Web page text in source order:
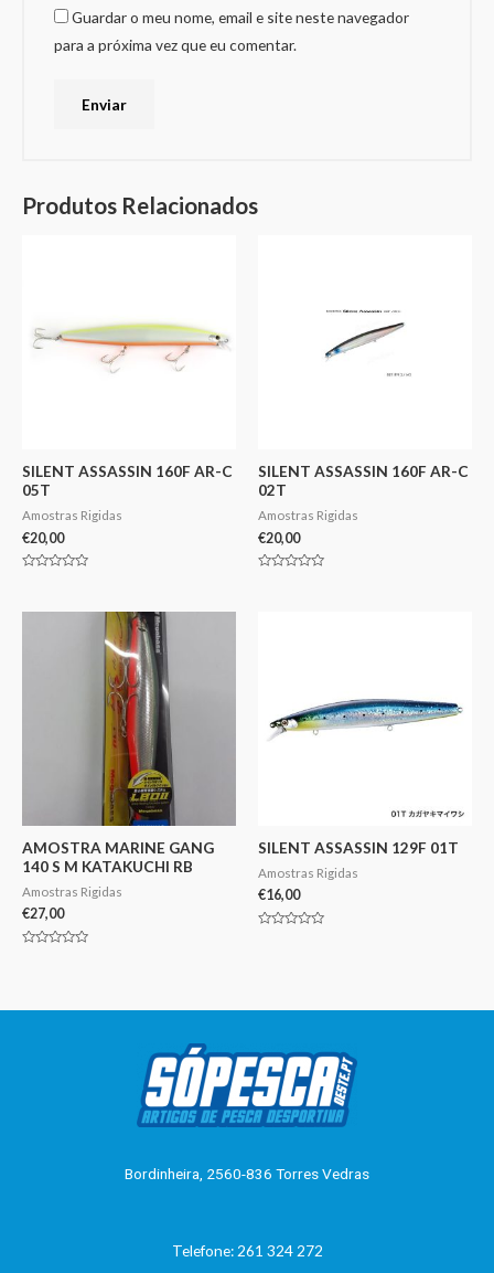
Guardar o meu nome, email e site neste navegador
para a próxima vez que eu comentar.
Produtos Relacionados
SILENT ASSASSIN 160F AR-C
05T
Amostras Rigidas
€20,00
5
SILENT ASSASSIN 160F AR-C
02T
Amostras Rigidas
€20,00
AMOSTRA MARINE GANG
140 S M KATAKUCHI RB
Amostras Rigidas
€27,00
SILENT ASSASSIN 129F 01T
Amostras Rigidas
€16,00
Bordinheira, 2560-836 Torres Vedras
Telefone: 261 324 272